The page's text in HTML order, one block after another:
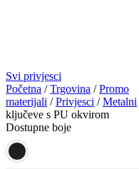
Svi privjesci
Početna /Trgovina /Promo
materijali /Privjesci /Metalni
ključeve s PU okvirom
Dostupne boje